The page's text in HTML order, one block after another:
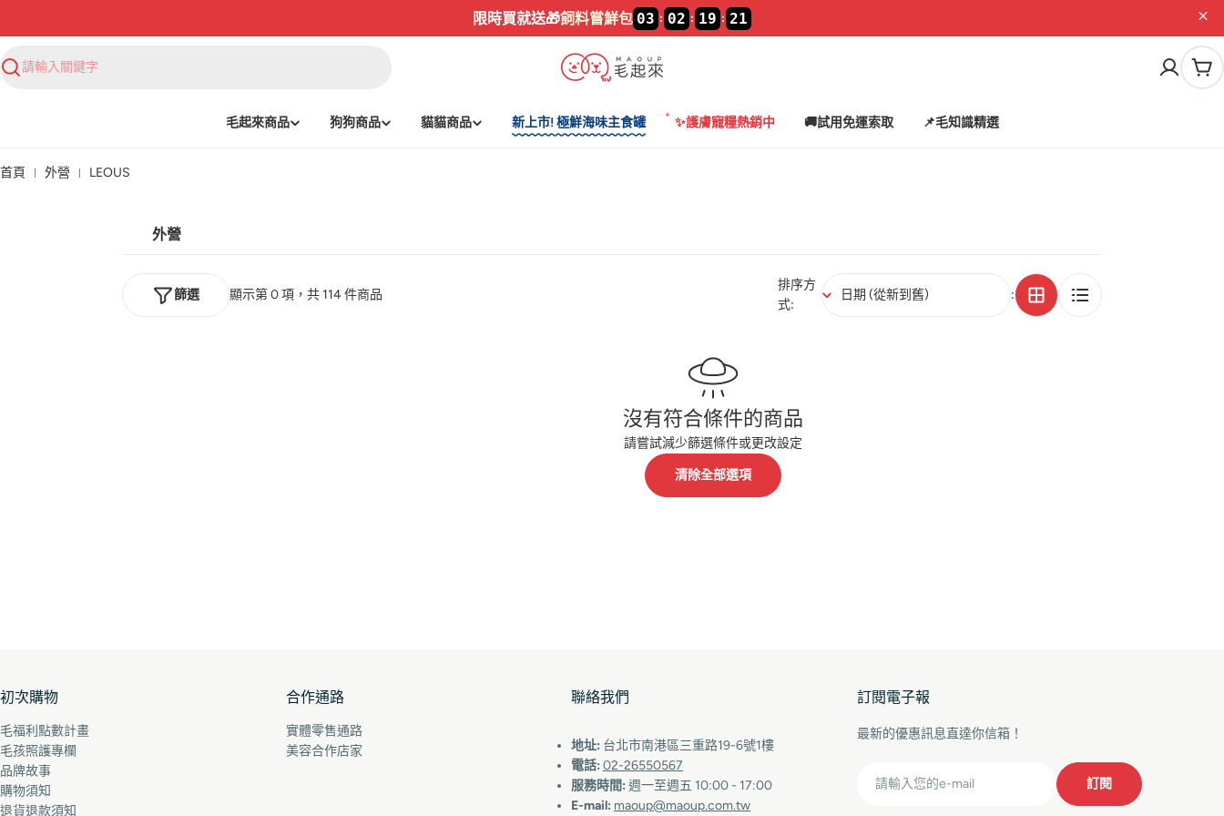
限時買就送🎁飼料嘗鮮包 03 : 02 : 19 : 21
搜
購
毛起來商品 狗狗商品 貓貓商品 新上市! 極鮮海味主食罐 ✨護膚寵糧熱銷中 🚚試用免運索取 📌毛知識精選
首頁 外營 LEOUS
外營
顯示第 0 項，共 114 件商品
篩選
排序方
式:
:
沒有符合條件的商品
請嘗試減少篩選條件或更改設定
清除全部選項
初次購物
毛福利點數計畫
毛孩照護專欄
品牌故事
購物須知
退貨退款須知
合作通路
實體零售通路
美容合作店家
聯絡我們
地址: 台北市南港區三重路19-6號1樓
電話: 02-26550567
服務時間: 週一至週五 10:00 - 17:00
E-mail: maoup@maoup.com.tw
訂閱電子報
最新的優惠訊息直達你信箱！
訂閱